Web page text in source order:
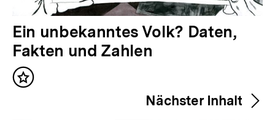
V
o
r
h
Ein unbekanntes Volk? Daten,
Fakten und Zahlen
Inhalt
Nächster Inhalt